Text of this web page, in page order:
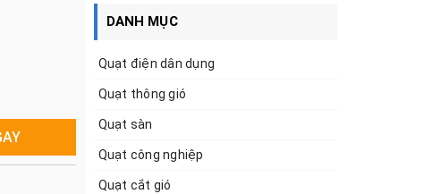
DANH MỤC
Quạt điện dân dụng
Quạt thông gió
Quạt sàn
Quạt công nghiệp
Quạt cắt gió